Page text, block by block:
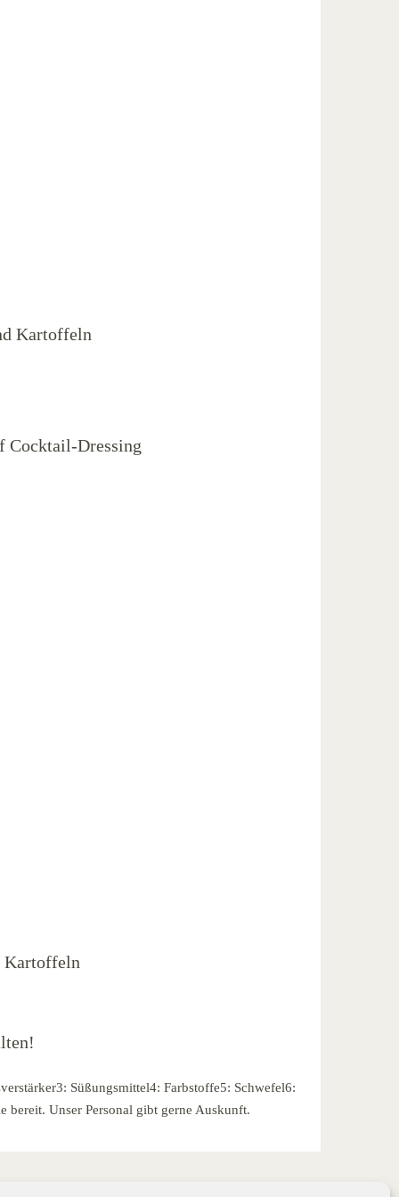
Kartoffeln
Cocktail-Dressing
Kartoffeln
Süßungsmittel4: Farbstoffe5: Schwefel6:
bereit. Unser Personal gibt gerne Auskunft.